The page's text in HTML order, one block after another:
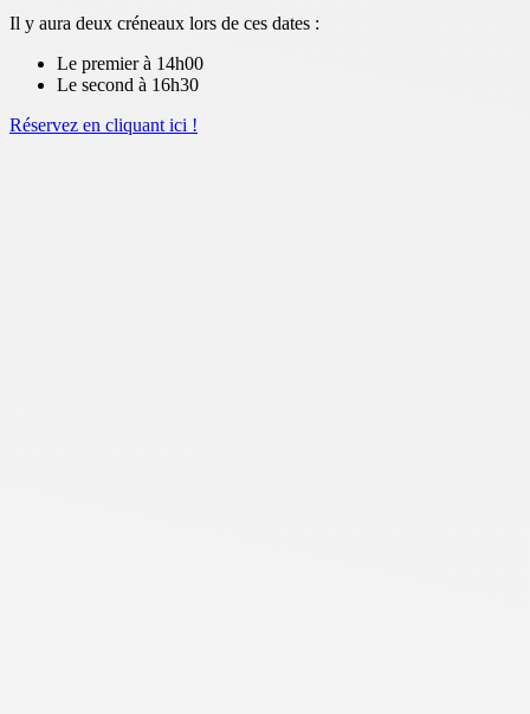
Il y aura deux créneaux lors de ces dates :
Le premier à 14h00
Le second à 16h30
Réservez en cliquant ici !